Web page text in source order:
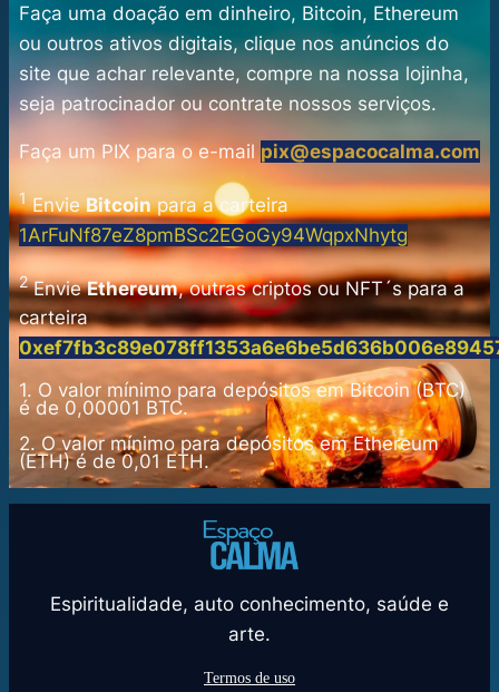
Faça uma doação em dinheiro, Bitcoin, Ethereum
ou outros ativos digitais, clique nos anúncios do
site que achar relevante, compre na nossa lojinha,
seja patrocinador ou contrate nossos serviços.
Faça um PIX para o e-mailpix@espacocalma.com
1EnvieBitcoinpara a carteira
1ArFuNf87eZ8pmBSc2EGoGy94WqpxNhytg
2EnvieEthereum, outras criptos ou NFT´s para a
carteira
1. O valor mínimo para depósitos em Bitcoin (BTC)
é de 0,00001 BTC.
2. O valor mínimo para depósitos em Ethereum
(ETH) é de 0,01 ETH.
Espiritualidade, auto conhecimento, saúde e
arte.
Termos de uso